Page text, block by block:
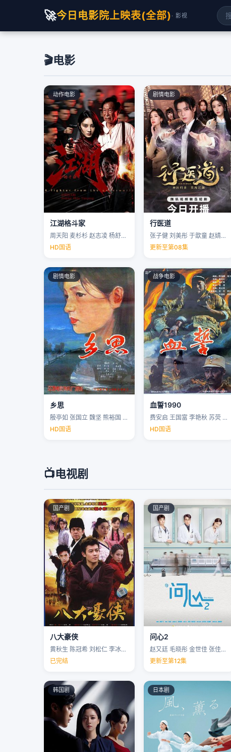
🚀今日电影院上映表(全部) · 影视
🎬电影
动作电影
江湖格斗家
周天阳 麦杉杉 赵志凌 杨舒米 …
HD国语
剧情电影
行医道
张子健 刘美彤 于歆童 赵婧祎 …
更新至第08集
剧情电影
乡思
殷亭如 张国立 魏坚 熊裕国 …
HD国语
战争电影
血誓1990
费安启 王国富 李艳秋 苏荧 …
HD国语
📺电视剧
国产剧
八大豪侠
黄秋生 陈冠希 刘松仁 李冰冰 …
已完结
国产剧
问心2
赵又廷 毛晓彤 金世佳 张佳宁 …
更新至第12集
韩国剧 日本剧